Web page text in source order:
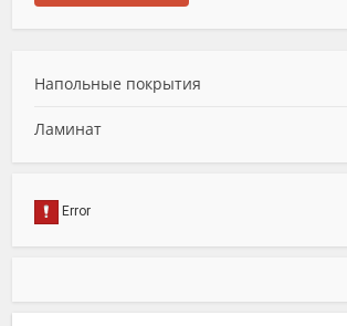
Напольные покрытия
Ламинат